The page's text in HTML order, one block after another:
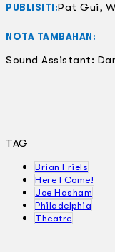
PUBLISITI:Pat Gui,
NOTA TAMBAHAN:
Sound Assistant:
TAG
Brian Friels
Here I Come!
Joe Hasham
Philadelphia
Theatre